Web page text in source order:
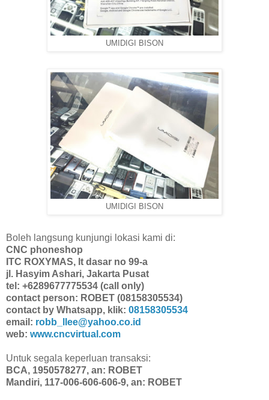
UMIDIGI BISON
UMIDIGI BISON
Boleh langsung kunjungi lokasi kami di:
CNC phoneshop
ITC ROXYMAS, lt dasar no 99-a
jl. Hasyim Ashari, Jakarta Pusat
tel: +6289677775534 (call only)
contact person: ROBET (08158305534)
contact by Whatsapp, klik: 08158305534
email: robb_llee@yahoo.co.id
web: www.cncvirtual.com
Untuk segala keperluan transaksi:
BCA, 1950578277, an: ROBET
Mandiri, 117-006-606-606-9, an: ROBET